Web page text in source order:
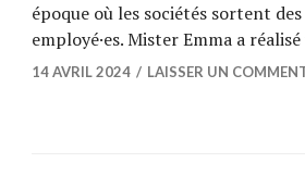
époque où les sociétés sortent
employé·es. Mister Emma a
14 AVRIL 2024 LAISSER UN